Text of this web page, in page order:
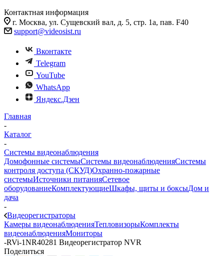
Контактная информация
г. Москва, ул. Сущевский вал, д. 5, стр. 1а, пав. F40
support@videosist.ru
Вконтакте
Telegram
YouTube
WhatsApp
Яндекс.Дзен
Главная
-
Каталог
-
Системы видеонаблюдения
Домофонные системыСистемы видеонаблюденияСистемы
контроля доступа (СКУД)Охранно-пожарные
системыИсточники питанияСетевое
оборудованиеКомплектующиеШкафы, щиты и боксыДом и
дача
-
Видеорегистраторы
Камеры видеонаблюденияТепловизорыКомплекты
видеонаблюденияМониторы
-RVi-1NR40281 Видеорегистратор NVR
Поделиться